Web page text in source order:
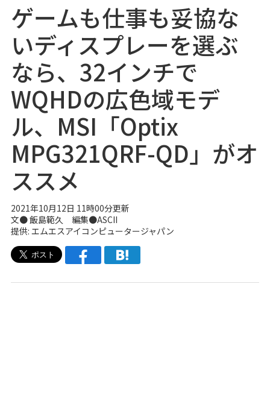
ゲームも仕事も妥協な
いディスプレーを選ぶ
なら、32インチで
WQHDの広色域モデ
ル、MSI「Optix
MPG321QRF-QD」がオ
ススメ
2021年10月12日 11時00分更新
文● 飯島範久 編集●ASCII
提供: エムエスアイコンピュータージャパン